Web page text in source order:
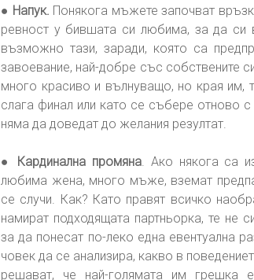
● Напук. Понякога мъжете започват
ревност у бившата си любима, за да си
възможно тази, заради, която са
завоевание, най-добре със собствените
много красиво и вълнуващо, но края им,
слага финал или като се събере отново
няма да доведат до желания резултат.
● Кардинална промяна. Ако някога са
любима жена, много мъже, вземат
се случи. Как? Като правят всичко
намират подходящата партньорка, те не
за да понесат по-леко една евентуална
човек да се анализира, какво в
решават, че най-голямата им грешка